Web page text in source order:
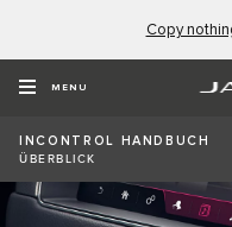
Copy
MENU
INCONTROL HANDBUCH
ÜBERBLICK